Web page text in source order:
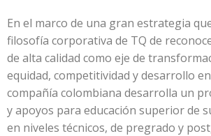
En el marco de una gran estrategia
filosofía corporativa de TQ de
de alta calidad como eje de
equidad, competitividad y desarrollo
compañía colombiana desarrolla un
y apoyos para educación superior de
en niveles técnicos, de pregrado y